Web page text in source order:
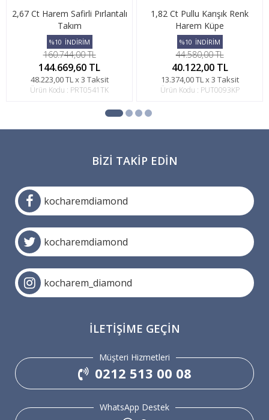
2,67 Ct Harem Safirli Pırlantalı
Takım
%10 İNDİRİM
160.744,00 TL
144.669,60 TL
48.223,00 TL x 3 Taksit
Ürün Kodu : PRT0541TK
1,82 Ct Pullu Karışık Renk
Harem Küpe
%10 İNDİRİM
44.580,00 TL
40.122,00 TL
13.374,00 TL x 3 Taksit
Ürün Kodu : PUT0093KP
BIZI TAKIP EDIN
kocharemdiamond
kocharemdiamond
kocharem_diamond
İLETIŞIME GEÇIN
Müşteri Hizmetleri
0212 513 00 08
WhatsApp Destek